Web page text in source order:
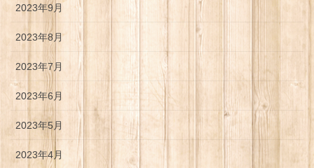
2023年9月
2023年8月
2023年7月
2023年6月
2023年5月
2023年4月